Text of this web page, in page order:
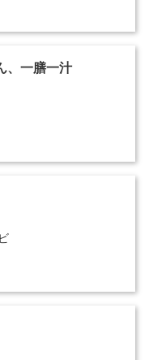
、一膳一汁